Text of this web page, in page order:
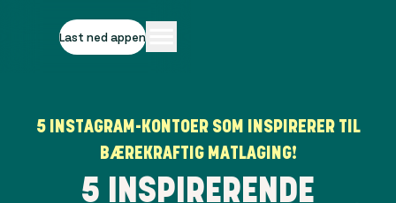
Last ned appen
5 INSTAGRAM-KONTOER SOM INSPIRERER TIL
BÆREKRAFTIG MATLAGING!
5 INSPIRERENDE